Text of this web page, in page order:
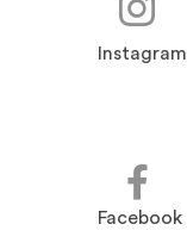
Instagram
Facebook